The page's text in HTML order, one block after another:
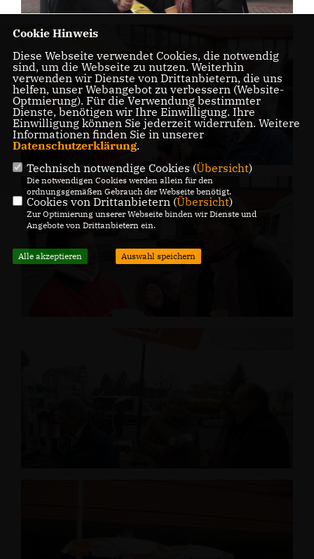
Cookie Hinweis
Diese Webseite verwendet Cookies, die notwendig
sind, um die Webseite zu nutzen. Weiterhin
verwenden wir Dienste von Drittanbietern, die uns
helfen, unser Webangebot zu verbessern (Website-
Optmierung). Für die Verwendung bestimmter
Dienste, benötigen wir Ihre Einwilligung. Ihre
Einwilligung können Sie jederzeit widerrufen. Weitere
Informationen finden Sie in unserer
Datenschutzerklärung.
Technisch notwendige Cookies (Übersicht)
Die notwendigen Cookies werden allein für den
ordnungsgemäßen Gebrauch der Webseite benötigt.
Cookies von Drittanbietern (Übersicht)
Zur Optimierung unserer Webseite binden wir Dienste und
Angebote von Drittanbietern ein.
Alle akzeptieren Auswahl speichern